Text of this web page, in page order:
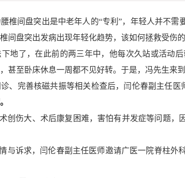
间盘突出是中老年人的“专利”，年轻人并不需
间盘突出发病出现年轻化趋势，该如何拯救受伤的
了，在此前的两三年中，他每次久站或活动后
甚至卧床休息一周都不见好转。于是，冯先生来到
完善核磁共振等相关检查后，闫伦春副主任医
。
伤大、术后康复困难，害怕有并发症等问题，
诉求，闫伦春副主任医师邀请广医一院脊柱外